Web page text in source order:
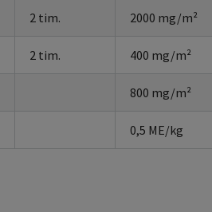
2 tim. 2000 mg/m²
2 tim. 400 mg/m²
800 mg/m²
0,5 ME/kg